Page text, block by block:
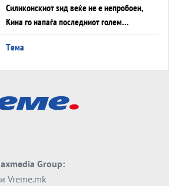
Силиконскиот ѕид веќе не е непробоен,
Кина го напаѓа последниот голем
монопол на Западот?
Tема
Tема
ДЛАБОКО УДОЛУ: Сметководствените
АТОМСКО ДОМИНО НА БЛИСКИОТ
ИСТОК
Group:
Vreme.mk